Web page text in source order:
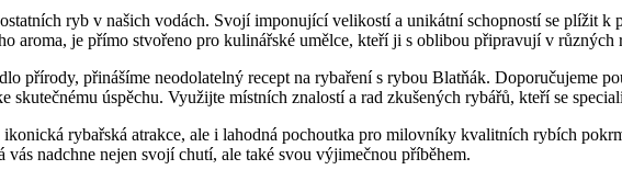
ryb v našich vodách. Svojí imponující velikostí a unikátní schopností se plížit k
aroma, je přímo stvořeno pro kulinářské umělce, kteří ji s oblibou připravují v různých
přírody, přinášíme neodolatelný recept na rybaření s rybou Blatňák. Doporučujeme
úspěchu. Využijte místních znalostí a rad zkušených rybářů, kteří se
rybařská atrakce, ale i lahodná pochoutka pro milovníky kvalitních rybích
nadchne nejen svojí chutí, ale také svou výjimečnou příběhem.